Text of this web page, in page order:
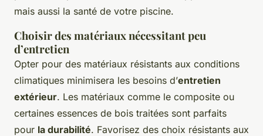
mais aussi la santé de votre piscine.
Choisir des matériaux nécessitant peu
d’entretien
Opter pour des matériaux résistants aux conditions
climatiques minimisera les besoins d’entretien
extérieur. Les matériaux comme le composite ou
certaines essences de bois traitées sont parfaits
pour la durabilité. Favorisez des choix résistants aux